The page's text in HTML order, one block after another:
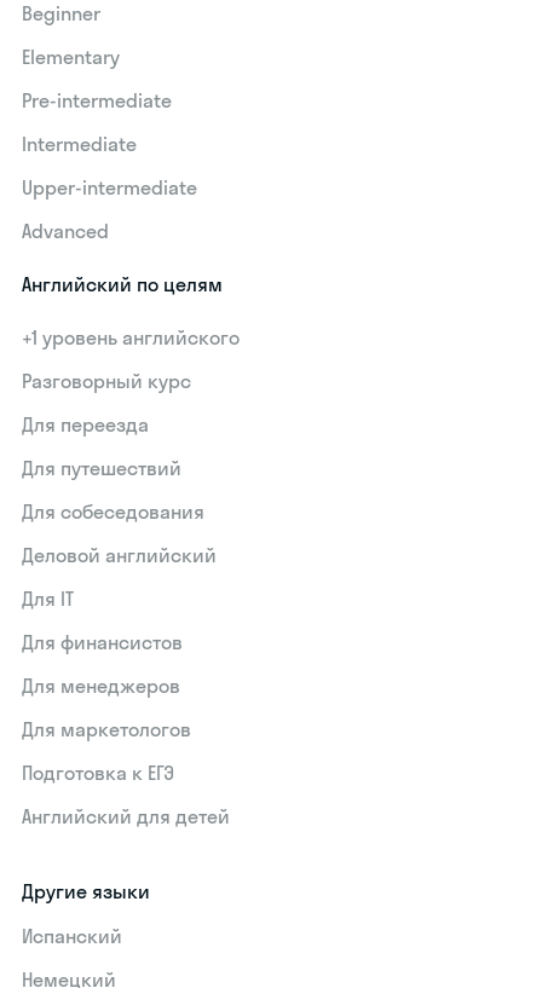
Beginner
Elementary
Pre-intermediate
Intermediate
Upper-intermediate
Advanced
Английский по целям
+1 уровень английского
Разговорный курс
Для переезда
Для путешествий
Для собеседования
Деловой английский
Для IT
Для финансистов
Для менеджеров
Для маркетологов
Подготовка к ЕГЭ
Английский для детей
Другие языки
Испанский
Немецкий